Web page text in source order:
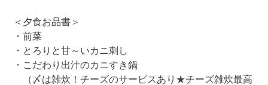
＜夕食お品書＞
・前菜
・とろりと甘～いカニ刺し
・こだわり出汁のカニすき鍋
（〆は雑炊！チーズのサービスあり★チーズ雑炊最高